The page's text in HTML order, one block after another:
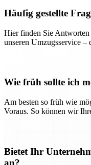
Häufig gestellte
Hier finden Sie
unseren Umzugsservice –
Wie früh sollte ich
Am besten so früh wie
Voraus. So können wir
Bietet Ihr
an?